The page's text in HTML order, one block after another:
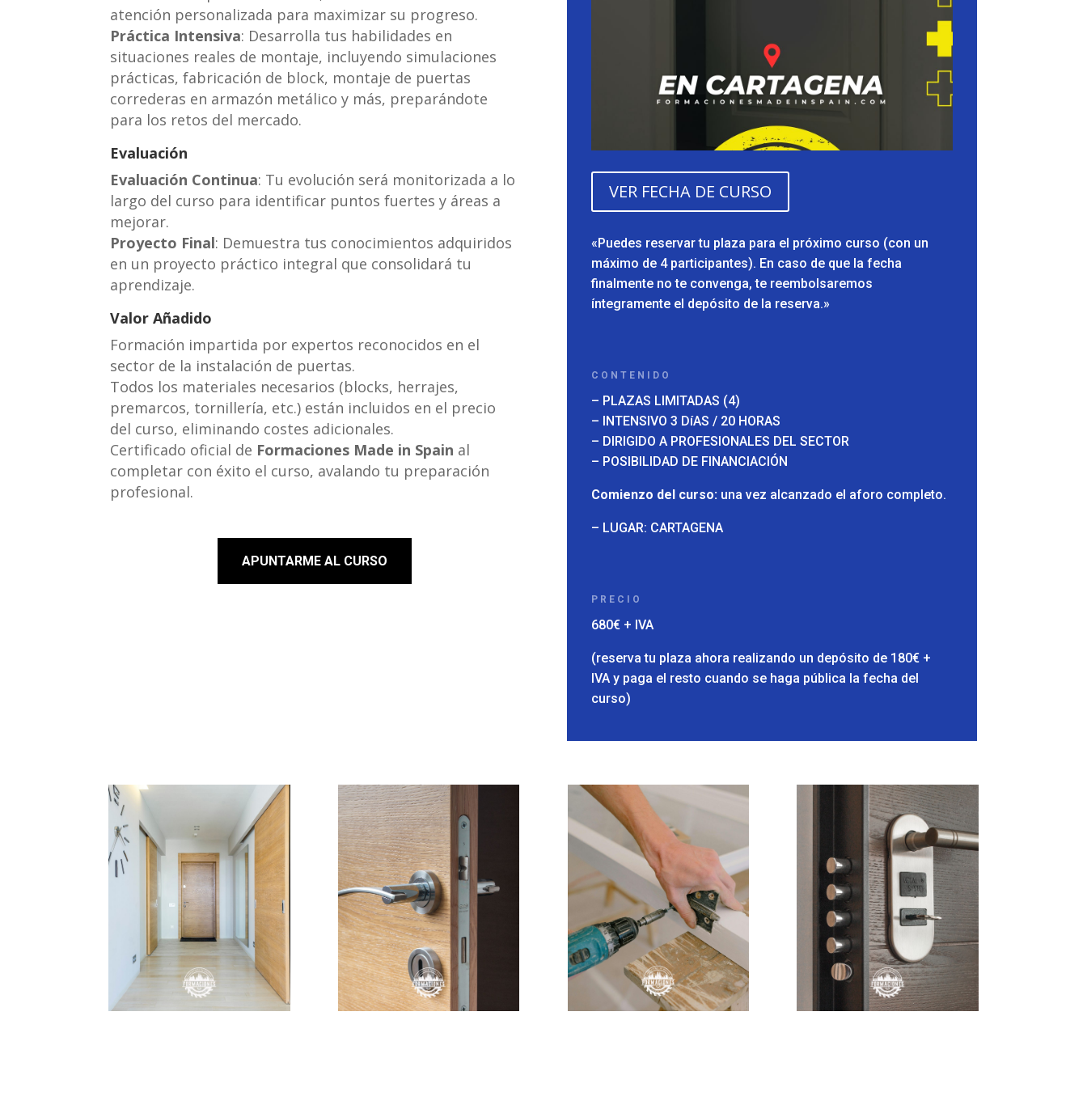
atención personalizada para maximizar su progreso.
Práctica Intensiva: Desarrolla tus habilidades en
situaciones reales de montaje, incluyendo simulaciones
prácticas, fabricación de block, montaje de puertas
correderas en armazón metálico y más, preparándote
para los retos del mercado.
Evaluación
Evaluación Continua: Tu evolución será monitorizada a lo
largo del curso para identificar puntos fuertes y áreas a
mejorar.
Proyecto Final: Demuestra tus conocimientos adquiridos
en un proyecto práctico integral que consolidará tu
aprendizaje.
Valor Añadido
Formación impartida por expertos reconocidos en el
sector de la instalación de puertas.
Todos los materiales necesarios (blocks, herrajes,
premarcos, tornillería, etc.) están incluidos en el precio
del curso, eliminando costes adicionales.
Certificado oficial de Formaciones Made in Spain al
completar con éxito el curso, avalando tu preparación
profesional.
APUNTARME AL CURSO
VER FECHA DE CURSO
«Puedes reservar tu plaza para el próximo curso (con un
máximo de 4 participantes). En caso de que la fecha
finalmente no te convenga, te reembolsaremos
íntegramente el depósito de la reserva.»
CONTENIDO
– PLAZAS LIMITADAS (4)
– INTENSIVO 3 DíAS / 20 HORAS
– DIRIGIDO A PROFESIONALES DEL SECTOR
– POSIBILIDAD DE FINANCIACIÓN
Comienzo del curso: una vez alcanzado el aforo completo.
– LUGAR: CARTAGENA
PRECIO
680€ + IVA
(reserva tu plaza ahora realizando un depósito de 180€ +
IVA y paga el resto cuando se haga pública la fecha del
curso)